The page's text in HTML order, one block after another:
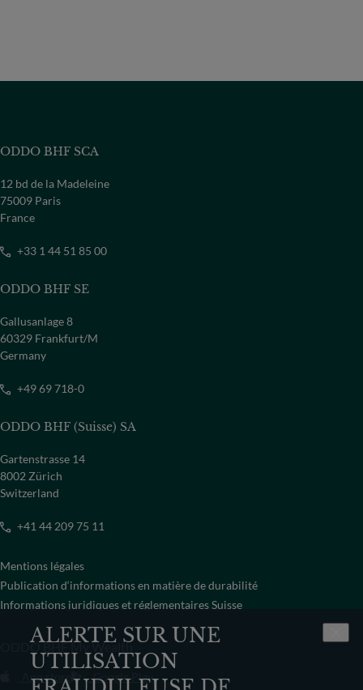
ALERTE SUR UNE
UTILISATION
ODDO BHF SCA
12 bd de la Madeleine
75009 Paris
France
+33 1 44 51 85 00
ODDO BHF SE
Gallusanlage 8
60329 Frankfurt/M
Germany
+49 69 718-0
ODDO BHF (Suisse) SA
Gartenstrasse 14
8002 Zürich
Switzerland
+41 44 209 75 11
Mentions légales
Publication d‘informations en matière de durabilité
Informations juridiques et réglementaires Suisse
ODDO BHF My Wealth
App store Google Play